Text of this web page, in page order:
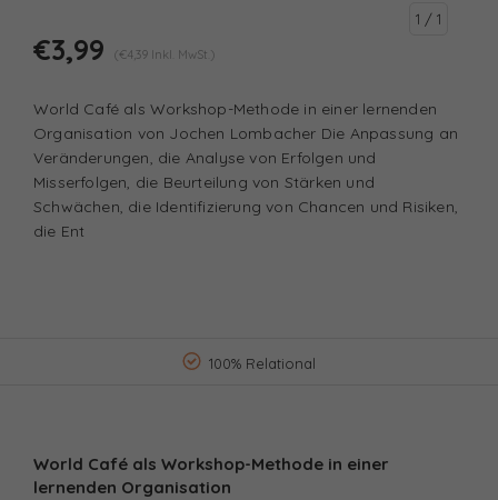
1 / 1
€3,99 (€4,39 Inkl. MwSt.)
World Café als Workshop-Methode in einer lernenden
Organisation von Jochen Lombacher Die Anpassung an
Veränderungen, die Analyse von Erfolgen und
Misserfolgen, die Beurteilung von Stärken und
Schwächen, die Identifizierung von Chancen und Risiken,
die Ent
100% Relational
World Café als Workshop-Methode in einer
lernenden Organisation